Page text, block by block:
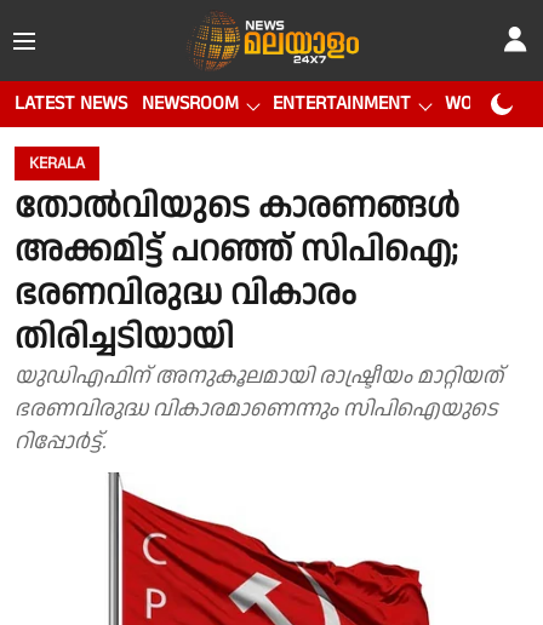
LATEST NEWS NEWSROOM ENTERTAINMENT WORLD CUP
KERALA
തോൽവിയുടെ കാരണങ്ങൾ
അക്കമിട്ട് പറഞ്ഞ് സിപിഐ;
ഭരണവിരുദ്ധ വികാരം
തിരിച്ചടിയായി
യുഡിഎഫിന് അനുകൂലമായി രാഷ്ട്രീയം മാറ്റിയത്
ഭരണവിരുദ്ധ വികാരമാണെന്നും സിപിഐയുടെ
റിപ്പോർട്ട്.